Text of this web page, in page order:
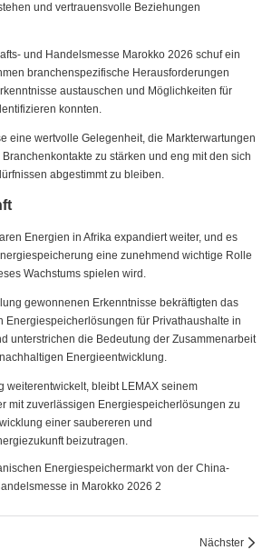
und vertrauensvolle Beziehungen
und Handelsmesse Marokko 2026 schuf ein
branchenspezifische Herausforderungen
austauschen und Möglichkeiten für
konnten.
eine wertvolle Gelegenheit, die Markterwartungen
zu stärken und eng mit den sich
abgestimmt zu bleiben.
Energien in Afrika expandiert weiter, und es
eine zunehmend wichtige Rolle
Wachstums spielen wird.
gewonnenen Erkenntnisse bekräftigten das
Energiespeicherlösungen für Privathaushalte in
unterstrichen die Bedeutung der Zusammenarbeit
Energieentwicklung.
weiterentwickelt, bleibt LEMAX seinem
mit zuverlässigen Energiespeicherlösungen zu
einer saubereren und
beizutragen.
Nächster